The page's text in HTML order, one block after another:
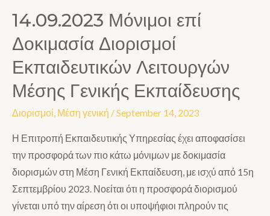
14.09.2023 Μόνιμοι επί
Δοκιμασία Διορισμοί
Εκπαιδευτικών Λειτουργών
Μέσης Γενικής Εκπαίδευσης
Διορισμοί, Μέση γενική /September 14, 2023
Η Επιτροπή Εκπαιδευτικής Υπηρεσίας έχει αποφασίσει
την προσφορά των πιο κάτω μόνιμων με δοκιμασία
διορισμών στη Μέση Γενική Εκπαίδευση, με ισχύ από 15η
Σεπτεμβρίου 2023. Νοείται ότι η προσφορά διορισμού
γίνεται υπό την αίρεση ότι οι υποψήφιοι πληρούν τις